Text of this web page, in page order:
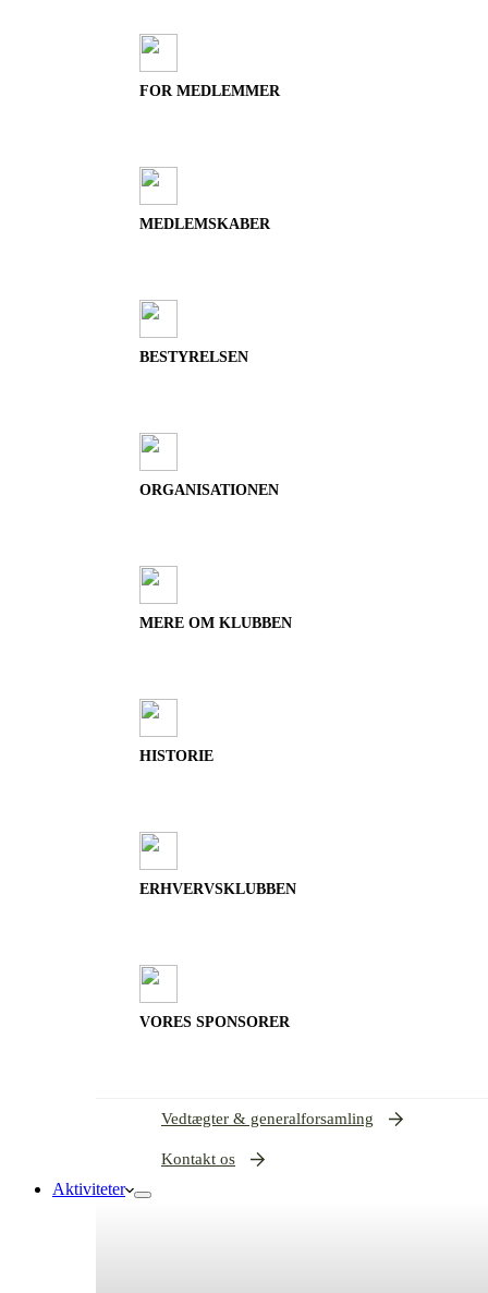
FOR MEDLEMMER
MEDLEMSKABER
BESTYRELSEN
ORGANISATIONEN
MERE OM KLUBBEN
HISTORIE
ERHVERVSKLUBBEN
VORES SPONSORER
Vedtægter & generalforsamling
Kontakt os
Aktiviteter